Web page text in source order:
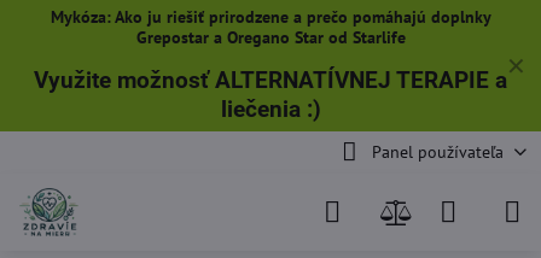
✕
Mykóza: Ako ju riešiť prirodzene a prečo pomáhajú doplnky
Grepostar a Oregano Star od Starlife
Využite možnosť ALTERNATÍVNEJ TERAPIE a
liečenia:)
Panel používateľa